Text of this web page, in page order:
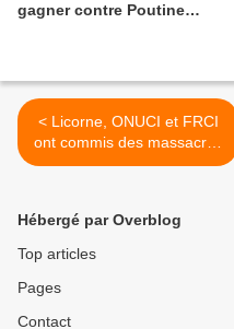
gagner contre Poutine…
< Licorne, ONUCI et FRCI
ont commis des massacres
à Abdijan - M. Galy (3) -
Hébergé par Overblog
Top articles
Pages
Contact